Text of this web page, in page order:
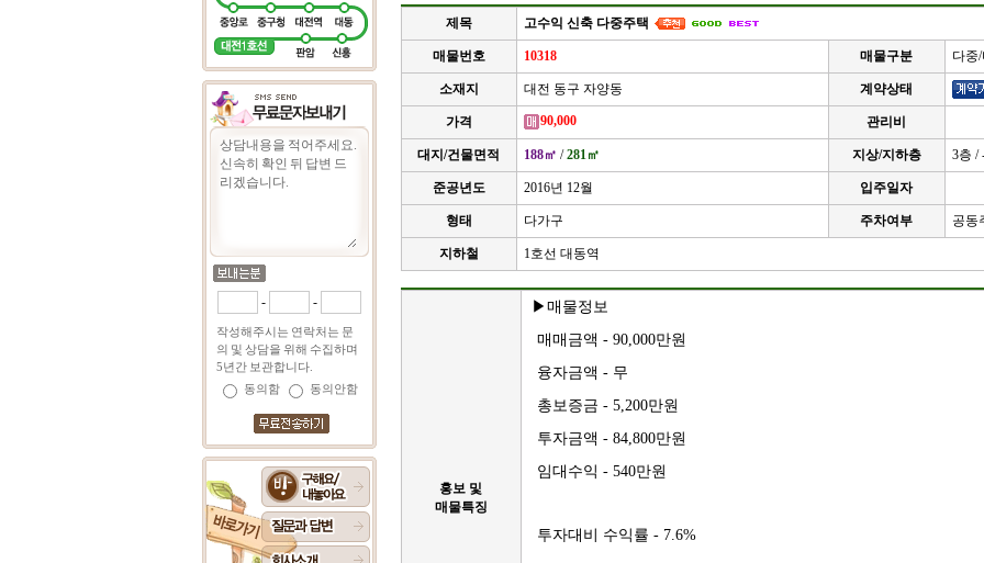
- -
작성해주시는 연락처는 문
의 및 상담을 위해 수집하며
5년간 보관합니다.
동의함
동의안함
제목 고수익 신축 다중주택
매물번호 10318 매물구분 다중
소재지 대전 동구 자양동 계약상태
가격 90,000 관리비
대지/건물면적 188㎡ /281㎡ 지상/지하층 3층 /
준공년도 2016년 12월 입주일자
형태 다가구 주차여부 공동
지하철 1호선 대동역
홍보 및
매물특징
▶매물정보
매매금액 - 90,000만원
융자금액 - 무
총보증금 - 5,200만원
투자금액 - 84,800만원
임대수익 - 540만원
투자대비 수익률 - 7.6%